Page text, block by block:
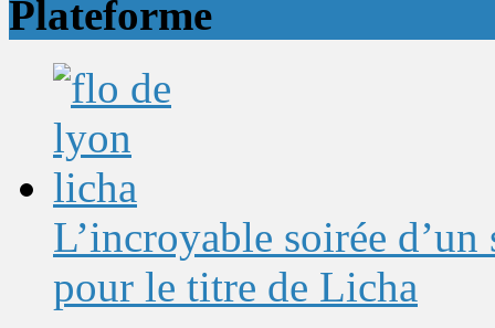
Plateforme
L’incroyable soirée
pour le titre de Licha